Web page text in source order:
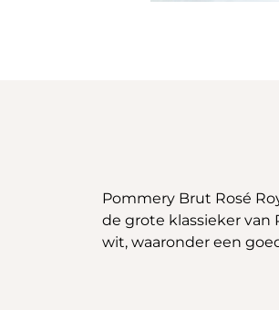
Pommery Brut Rosé
de grote klassieker van
wit, waaronder een